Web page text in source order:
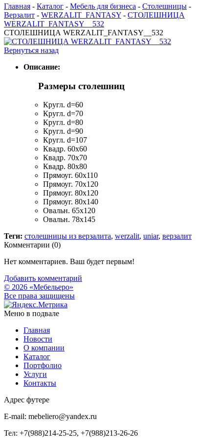
Главная - Каталог - Мебель для бизнеса - Столешницы -
Верзалит - WERZALIT_FANTASY - СТОЛЕШНИЦА
WERZALIT_FANTASY__532
СТОЛЕШНИЦА WERZALIT_FANTASY__532
Вернуться назад
Описание:
Размеры столешниц
Кругл. d=60
Кругл. d=70
Кругл. d=80
Кругл. d=90
Кругл. d=107
Квадр. 60x60
Квадр. 70x70
Квадр. 80x80
Прямоуг. 60x110
Прямоуг. 70x120
Прямоуг. 80x120
Прямоуг. 80x140
Овальн. 65х120
Овальн. 78x145
Теги: столешницы из верзалита, werzalit, uniar, верзалит
Комментарии (0)
Нет комментариев. Ваш будет первым!
Добавить комментарий
© 2026 «Мебельеро»
Bce права защищены
Меню в подвале
Главная
Новости
О компании
Каталог
Портфолио
Услуги
Контакты
Адрес футере
E-mail: mebeliero@yandex.ru
Тел: +7(988)214-25-25, +7(988)213-26-26